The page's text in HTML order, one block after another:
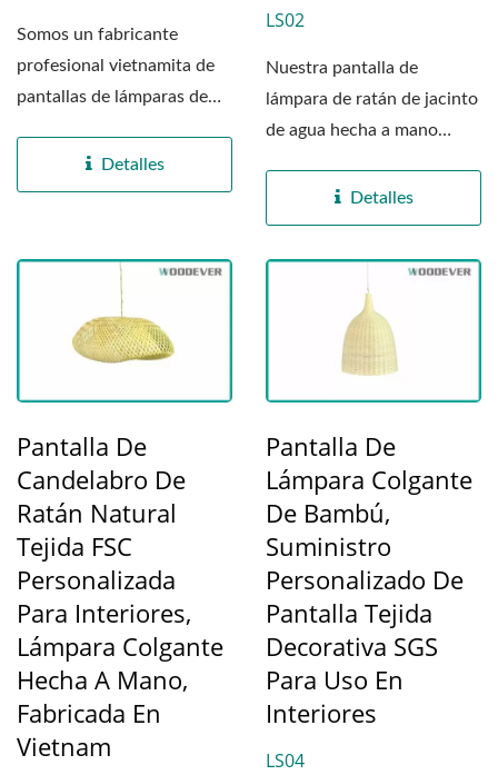
Somos un fabricante
profesional vietnamita de
pantallas de lámparas de
dedicamos...Detalles
LS02
Nuestra pantalla de
lámpara de ratán de jacinto
de agua hecha a mano
Detalles
Pantalla De
Candelabro De
Ratán Natural
Tejida FSC
Personalizada
Para Interiores,
Lámpara Colgante
Hecha A Mano,
Fabricada En
Vietnam
Pantalla De
Lámpara Colgante
De Bambú,
Suministro
Personalizado De
Pantalla Tejida
Decorativa SGS
Para Uso En
Interiores
LS04